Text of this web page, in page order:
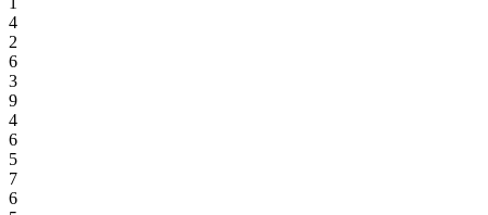
4
2
6
3
9
4
6
5
7
6